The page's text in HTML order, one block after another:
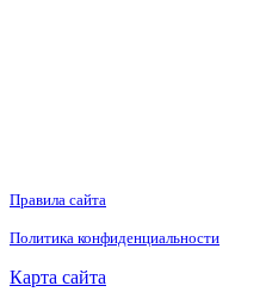
Правила сайта
Политика конфиденциальности
Карта сайта